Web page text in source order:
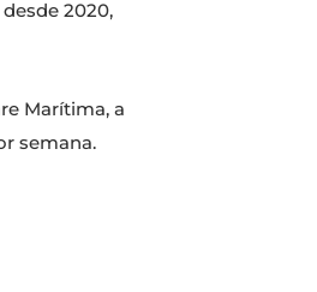
2020,
Marítima, a
semana.